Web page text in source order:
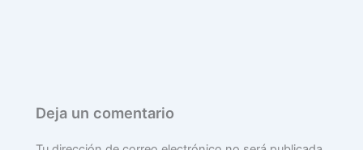
Deja un comentario